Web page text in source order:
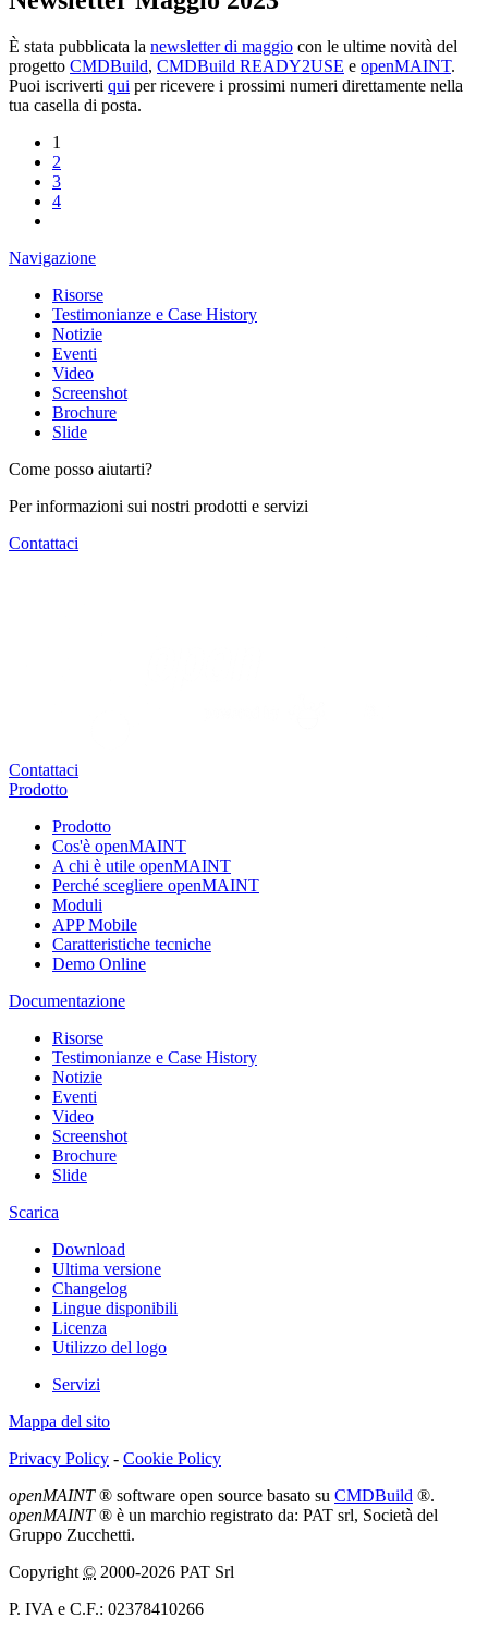
È stata pubblicata la newsletter di maggio con le ultime novità del
progetto CMDBuild, CMDBuild READY2USE e openMAINT.
Puoi iscriverti qui per ricevere i prossimi numeri direttamente nella
tua casella di posta.
1
2
3
4
Navigazione
Risorse
Testimonianze e Case History
Notizie
Eventi
Video
Screenshot
Brochure
Slide
Come posso aiutarti?
Per informazioni sui nostri prodotti e servizi
Contattaci
Contattaci
Prodotto
Prodotto
Cos'è openMAINT
A chi è utile openMAINT
Perché scegliere openMAINT
Moduli
APP Mobile
Caratteristiche tecniche
Demo Online
Documentazione
Risorse
Testimonianze e Case History
Notizie
Eventi
Video
Screenshot
Brochure
Slide
Scarica
Download
Ultima versione
Changelog
Lingue disponibili
Licenza
Utilizzo del logo
Servizi
Mappa del sito
Privacy Policy - Cookie Policy
openMAINT® software open source basato su CMDBuild ®.
openMAINT® è un marchio registrato da: PAT srl, Società del
Gruppo Zucchetti.
Copyright © 2000-2026 PAT Srl
P. IVA e C.F.: 02378410266